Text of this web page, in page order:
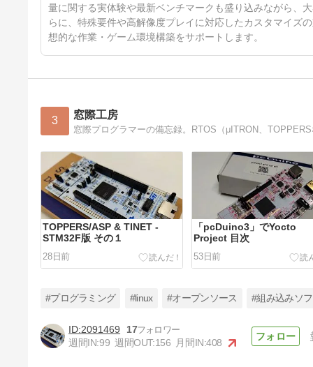
量に関する実体験や最新ベンチマークも盛り込みながら、
らに、特殊要件や高解像度プレイに対応したカスタマイズ
想的な作業・ゲーム環境構築をサポートします。
3 窓際工房
TOPPERS/ASP & TINET -
STM32F版 その１
28日前
「pcDuino3」でYocto
Project 目次
53日前
#プログラミング #linux #オープンソース #組み込みソ
2091469
17
週間IN:99 週間OUT:156 月間IN:408